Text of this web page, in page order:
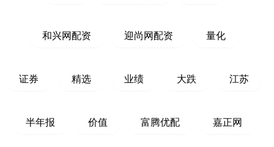
和兴网配资 迎尚网配资 量化
证券 精选 业绩 大跌 江苏
半年报 价值 富腾优配 嘉正网